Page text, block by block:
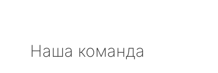
Наша команда